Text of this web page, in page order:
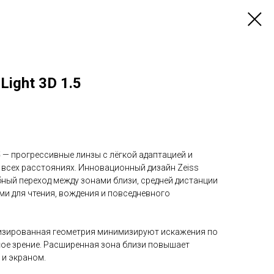
3D 1.5
— прогрессивные линзы с лёгкой адаптацией и
расстояниях. Инновационный дизайн Zeiss
переход между зонами близи, средней дистанции
для чтения, вождения и повседневного
геометрия минимизируют искажения по
зрение. Расширенная зона близи повышает
экраном.